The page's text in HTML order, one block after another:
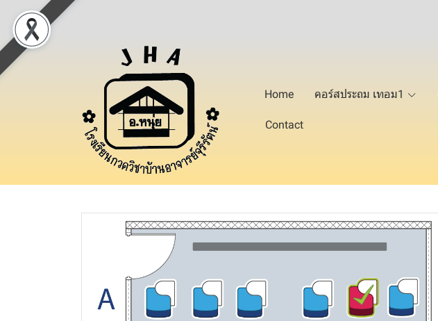
Home คอร์สประถม เทอม1
Contact